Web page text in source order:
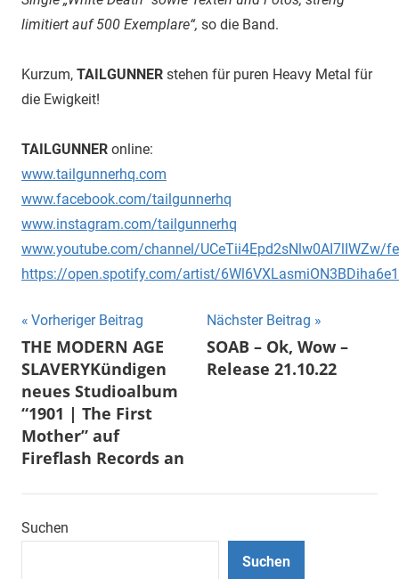
limitiert auf 500 Exemplare“, so die Band.
Kurzum, TAILGUNNER stehen für puren Heavy Metal für
die Ewigkeit!
TAILGUNNER online:
www.tailgunnerhq.com
www.facebook.com/tailgunnerhq
www.instagram.com/tailgunnerhq
www.youtube.com/channel/UCeTii4Epd2sNlw0AI7lIWZw/
https://open.spotify.com/artist/6Wl6VXLasmiON3BDiha6e1
Beitragsnavigation
Vorheriger Beitrag
THE MODERN AGE
SLAVERYKündigen
neues Studioalbum
“1901 | The First
Mother” auf
Fireflash Records an
Nächster Beitrag
SOAB – Ok, Wow –
Release 21.10.22
Suchen
Suchen